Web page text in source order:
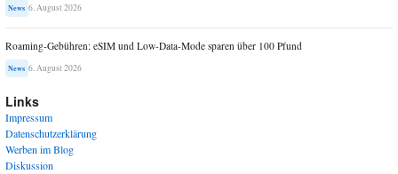
News 6. August 2026
Roaming-Gebühren: eSIM und Low-Data-Mode sparen über 100 Pfund
News 6. August 2026
Links
Impressum
Datenschutzerklärung
Werben im Blog
Diskussion